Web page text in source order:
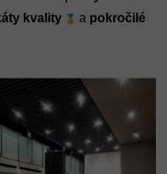
kvality a pokročilé